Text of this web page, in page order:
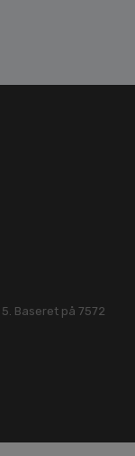
5. Baseret på 7572